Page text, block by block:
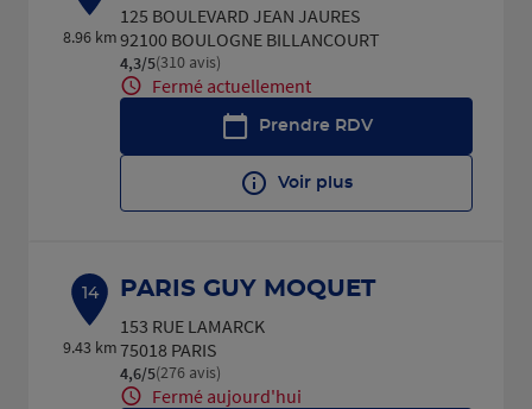
8.96 km
125 BOULEVARD JEAN JAURES
92100 BOULOGNE BILLANCOURT
4,3/5Note de 4.3 sur 5
(310 avis)
Fermé actuellement
Prendre RDV
Voir plus
14
9.43 km
PARIS GUY MOQUET
153 RUE LAMARCK
75018 PARIS
4,6/5Note de 4.6 sur 5
(276 avis)
Fermé aujourd'hui